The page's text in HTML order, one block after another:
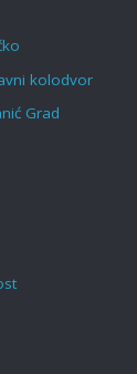
kolodvor
Grad